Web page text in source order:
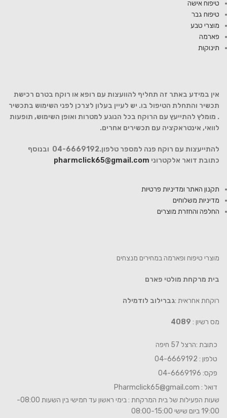
טיפוח אישה
טיפוח גבר
מוצרי טבע
פארמה
תינוקות
אין במידע באתר זה תחליף להוועצות עם רופא או רוקח בטרם רכישת
תכשיר והתחלת הטיפול בו. יש לעיין בעלון לצרכן לפני השימוש בתכשיר
. מומלץ להתייעץ עם הרוקח בכל הנוגע למטרות ואופן השימוש, תופעות
לוואי, אינטראקציה עם תכשירים אחרים.
להתייעצות עם רוקח פנה למספר טלפון.04-6669192 ובנוסף
כתובת דואר אלקטרוני pharmclick65@gmail.com
תקנון האתר ומדיניות פרטיות
מדיניות משלוחים
החלפה והחזרת מוצרים
מוצרי טיפוח ופארמה במחירים מנצחים
בית מרקחת מולטי פארם
רוקחת אחראית :גברילוב לודמילה
מס רשיון : 4089
כתובת :הרצל 57 חיפה
טלפון : 04-6669192
פקס: 04-6669196
דואל : Pharmclick65@gmail.com
שעות הפעילות של בית המרקחת : בימי ראשון עד חמישי בין השעות 08:00-
19:00 ביום שישי 08:00-15:00